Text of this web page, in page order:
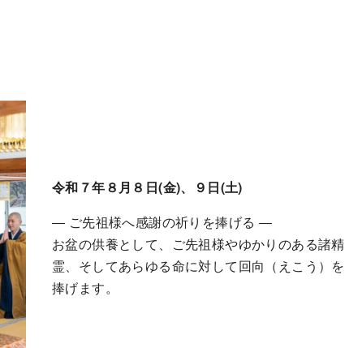
令和７年８月８日(金)、９日(土)
― ご先祖様へ感謝の祈りを捧げる ―
お盆の供養として、ご先祖様やゆかりのある諸精
霊、そしてあらゆる命に対して回向（えこう）を
捧げます。